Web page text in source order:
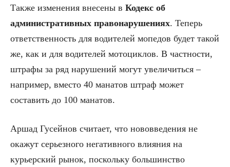
Также изменения внесены в Кодекс об
административных правонарушениях. Теперь
ответственность для водителей мопедов будет такой
же, как и для водителей мотоциклов. В частности,
штрафы за ряд нарушений могут увеличиться –
например, вместо 40 манатов штраф может
составить до 100 манатов.
Аршад Гусейнов считает, что нововведения не
окажут серьезного негативного влияния на
курьерский рынок, поскольку большинство